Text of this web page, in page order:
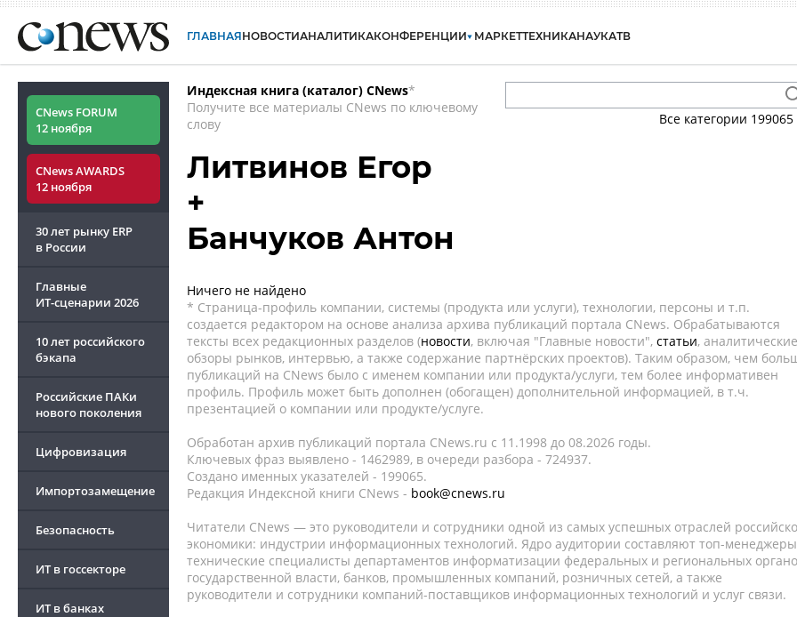
ГЛАВНАЯНОВОСТИАНАЛИТИКАКОНФЕРЕНЦИИ МАРКЕТТЕХНИКАНАУКАТВ
CNews FORUM
12 ноября
CNews AWARDS
12 ноября
30 лет рынку ERP
в России
Главные
ИТ-сценарии 2026
10 лет российского
бэкапа
Российские ПАКи
нового поколения
Цифровизация
Импортозамещение
Безопасность
ИТ в госсекторе
ИТ в банках
Индексная книга (каталог) CNews*
Получите все материалы CNews по ключевому
слову
Все категории 199065
Литвинов Егор
+
Банчуков Антон
Ничего не найдено
* Страница-профиль компании, системы (продукта или услуги), технологии, персоны и т.п.
создается редактором на основе анализа архива публикаций портала CNews. Обрабатываются
тексты всех редакционных разделов (новости, включая "Главные новости", статьи, аналитические
обзоры рынков, интервью, а также содержание партнёрских проектов). Таким образом, чем
публикаций на CNews было с именем компании или продукта/услуги, тем более информативен
профиль. Профиль может быть дополнен (обогащен) дополнительной информацией, в т.ч.
презентацией о компании или продукте/услуге.
Обработан архив публикаций портала CNews.ru c 11.1998 до 08.2026 годы.
Ключевых фраз выявлено - 1462989, в очереди разбора - 724937.
Создано именных указателей - 199065.
Редакция Индексной книги CNews - book@cnews.ru
Читатели CNews — это руководители и сотрудники одной из самых успешных отраслей
экономики: индустрии информационных технологий. Ядро аудитории составляют топ-
технические специалисты департаментов информатизации федеральных и региональных
государственной власти, банков, промышленных компаний, розничных сетей, а также
руководители и сотрудники компаний-поставщиков информационных технологий и услуг связи.